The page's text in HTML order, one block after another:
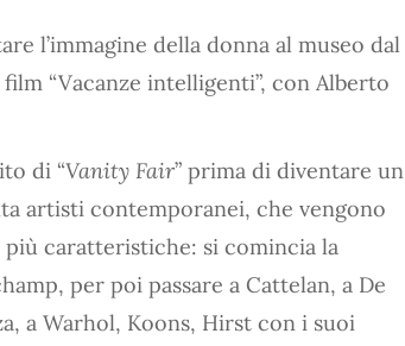
l’immagine della donna al museo dal
“Vacanze intelligenti”, con Alberto
di “Vanity Fair” prima di diventare un
artisti contemporanei, che vengono
caratteristiche: si comincia la
per poi passare a Cattelan, a De
a Warhol, Koons, Hirst con i suoi